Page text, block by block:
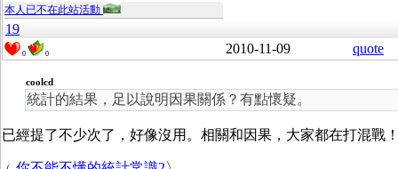
本人已不在此站活動
19
0 0 2010-11-09 quote
coolcd
統計的結果，足以說明因果關係？有點懷疑。
已經提了不少次了，好像沒用。相關和因果，大家都在打混戰